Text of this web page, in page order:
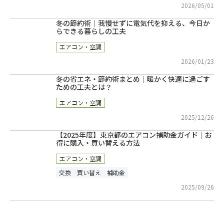
2026/05/01
冬の節約術｜我慢せずに電気代を抑える、今日か
らできる暮らしの工夫
エアコン・空調
2026/01/23
冬の省エネ・節約術まとめ｜暖かく快適に過ごす
ための工夫とは？
エアコン・空調
2025/12/26
【2025年度】東京都のエアコン補助金ガイド｜お
得に購入・買い替える方法
エアコン・空調
交換
買い替え
補助金
2025/09/26